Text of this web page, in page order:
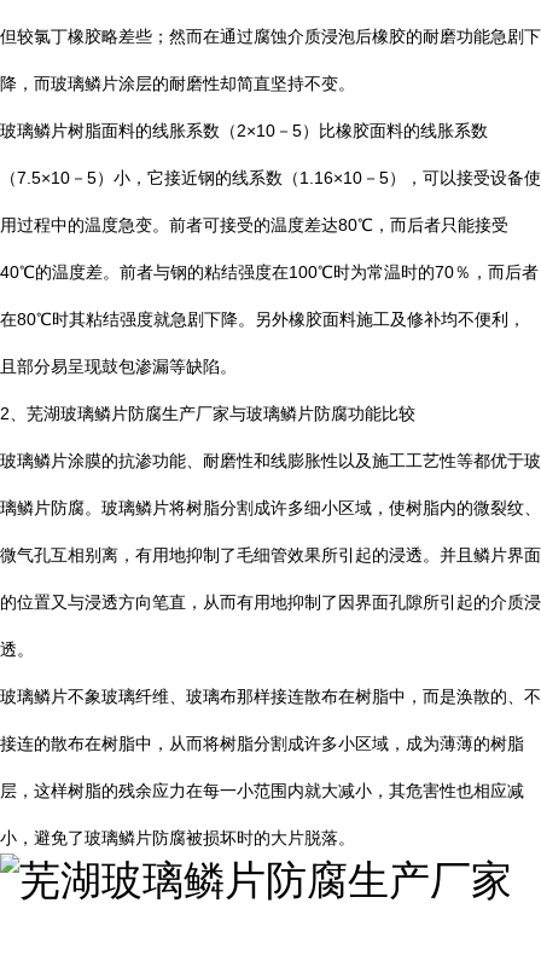
但较氯丁橡胶略差些；然而在通过腐蚀介质浸泡后橡胶的耐磨功能急剧下
降，而玻璃鳞片涂层的耐磨性却简直坚持不变。
玻璃鳞片树脂面料的线胀系数（2×10 － 5）比橡胶面料的线胀系数
（7.5×10 － 5）小，它接近钢的线系数（1.16×10 － 5），可以接受设备使
用过程中的温度急变。前者可接受的温度差达80℃ ，而后者只能接受
40℃的温度差。前者与钢的粘结强度在100℃时为常温时的70％，而后者
在80℃时其粘结强度就急剧下降。另外橡胶面料施工及修补均不便利，
且部分易呈现鼓包渗漏等缺陷。
2 、芜湖玻璃鳞片防腐生产厂家与玻璃鳞片防腐功能比较
玻璃鳞片涂膜的抗渗功能、耐磨性和线膨胀性以及施工工艺性等都优于玻
璃鳞片防腐。玻璃鳞片将树脂分割成许多细小区域，使树脂内的微裂纹、
微气孔互相别离，有用地抑制了毛细管效果所引起的浸透。并且鳞片界面
的位置又与浸透方向笔直，从而有用地抑制了因界面孔隙所引起的介质浸
透。
玻璃鳞片不象玻璃纤维、玻璃布那样接连散布在树脂中，而是涣散的、不
接连的散布在树脂中，从而将树脂分割成许多小区域，成为薄薄的树脂
层，这样树脂的残余应力在每一小范围内就大减小，其危害性也相应减
小，避免了玻璃鳞片防腐被损坏时的大片脱落。